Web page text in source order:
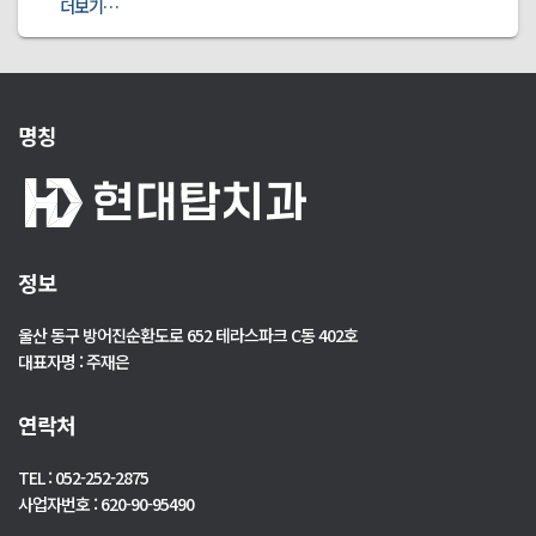
더보기…
명칭
정보
울산 동구 방어진순환도로 652 테라스파크 C동 402호
대표자명 : 주재은
연락처
TEL : 052-252-2875
사업자번호 : 620-90-95490